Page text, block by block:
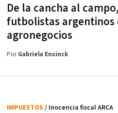
De la cancha al
futbolistas argentinos
agronegocios
PorGabriela Ensinck
IMPUESTOS / Inocencia fiscal ARCA